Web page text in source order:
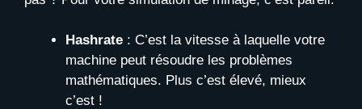
Hashrate : C’est la vitesse à laquelle votre
machine peut résoudre les problèmes
mathématiques. Plus c’est élevé, mieux
c’est !